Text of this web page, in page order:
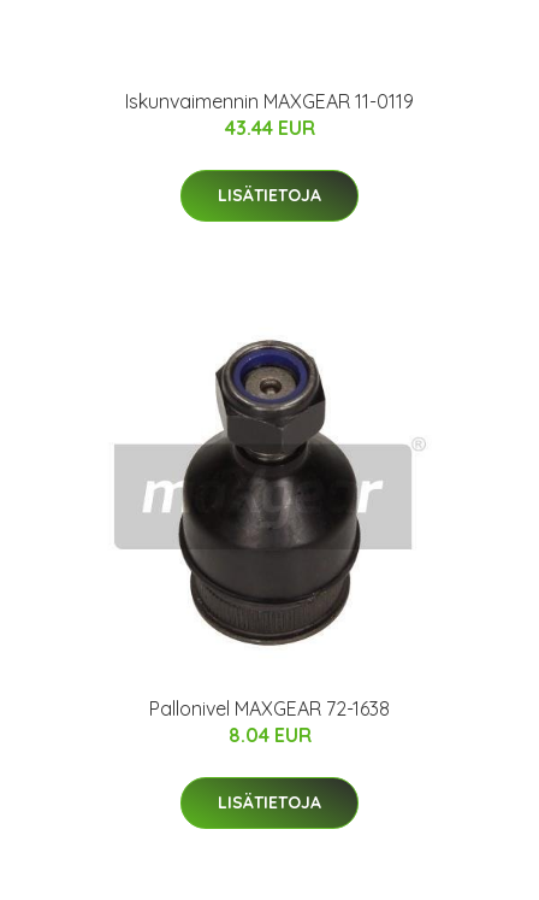
Iskunvaimennin MAXGEAR 11-0119
43.44 EUR
LISÄTIETOJA
Pallonivel MAXGEAR 72-1638
8.04 EUR
LISÄTIETOJA